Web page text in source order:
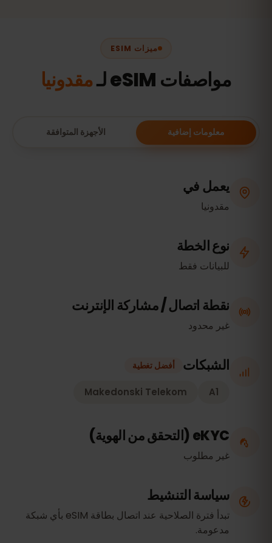
ميزات ESIM
مواصفات eSIM لـ مقدونيا
معلومات إضافية الأجهزة المتوافقة
يعمل في
مقدونيا
نوع الخطة
للبيانات فقط
نقطة اتصال / مشاركة الإنترنت
غير محدود
الشبكات أفضل تغطية
A1
Makedonski Telekom
eKYC (التحقق من الهوية)
غير مطلوب
سياسة التنشيط
تبدأ فترة الصلاحية عند اتصال بطاقة eSIM بأي شبكة
مدعومة.